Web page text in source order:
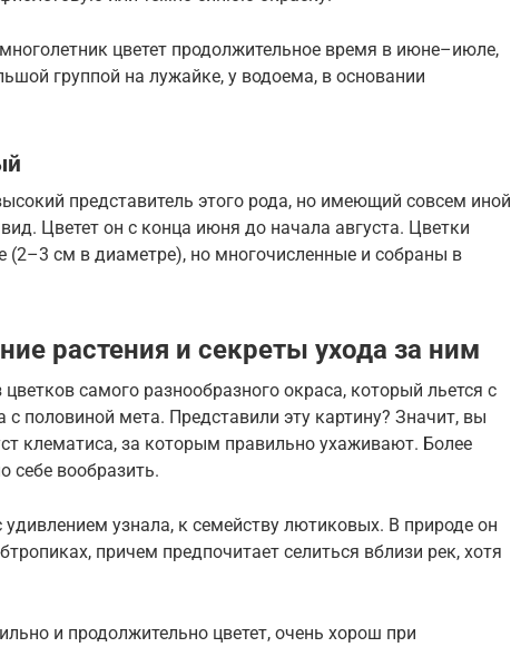
цветет продолжительное время в июне–июле,
группой на лужайке, у водоема, в основании
представитель этого рода, но имеющий совсем иной
Цветет он с конца июня до начала августа. Цветки
(2–3 см в диаметре), но многочисленные и собраны в
растения и секреты ухода за ним
самого разнообразного окраса, который льется с
половиной мета. Представили эту картину? Значит, вы
клематиса, за которым правильно ухаживают. Более
себе вообразить.
удивлением узнала, к семейству лютиковых. В природе он
причем предпочитает селиться вблизи рек, хотя
и продолжительно цветет, очень хорош при